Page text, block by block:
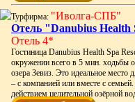
Турфирма: "Иволга-СПБ"
Отель "Danubius Health
Отель 4*
Гостиница Danubius Health Spa
окружении всего в 5 мин. ходьбы
озера Зевиз. Это идеальное
– с компанией или вместе с
действием целительной озёрной